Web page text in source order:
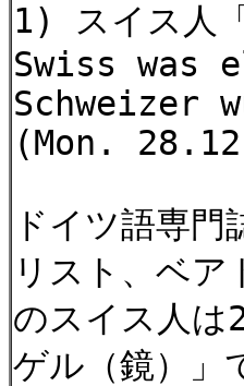
1) スイス人
Swiss was
Schweizer
(Mon.
ドイツ語専
リスト、ベ
のスイス人は
ゲル（鏡）」